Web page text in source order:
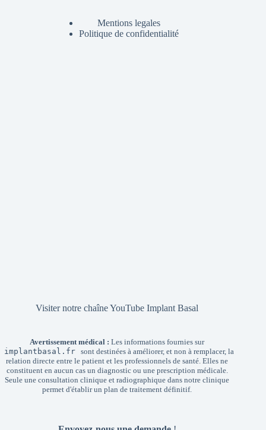
Mentions legales
Politique de confidentialité
Visiter notre chaîne YouTube Implant Basal
Avertissement médical : Les informations fournies sur
implantbasal.fr
sont destinées à améliorer, et non à remplacer, la
relation directe entre le patient et les professionnels de santé. Elles ne
constituent en aucun cas un diagnostic ou une prescription médicale.
Seule une consultation clinique et radiographique dans notre clinique
permet d'établir un plan de traitement définitif.